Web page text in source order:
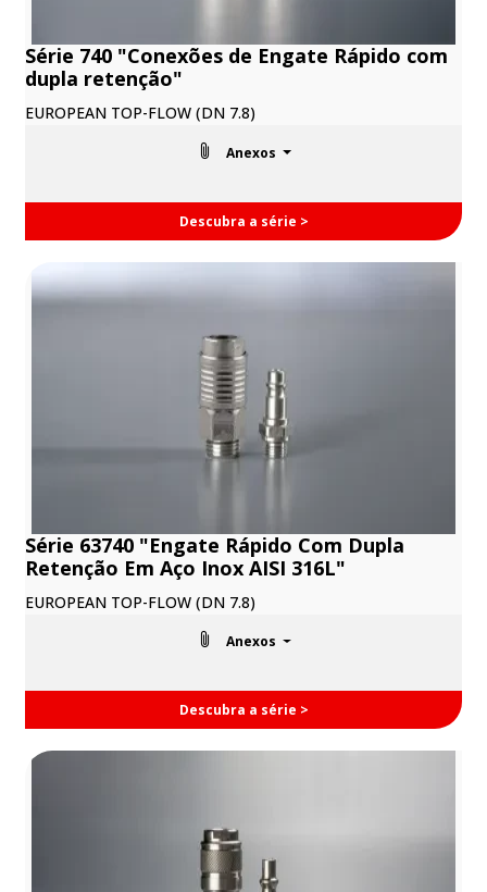
Série 740 "Conexões de Engate Rápido com
dupla retenção"
EUROPEAN TOP-FLOW (DN 7.8)
Anexos
Descubra a série >
Série 63740 "Engate Rápido Com Dupla
Retenção Em Aço Inox AISI 316L"
EUROPEAN TOP-FLOW (DN 7.8)
Anexos
Descubra a série >